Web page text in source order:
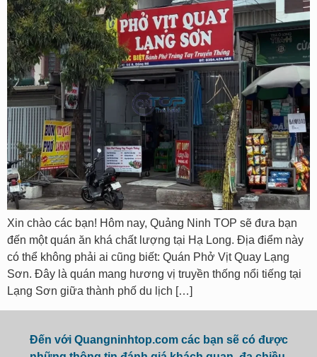
Xin chào các bạn! Hôm nay, Quảng Ninh TOP sẽ đưa bạn
đến một quán ăn khá chất lượng tại Hạ Long. Địa điểm này
có thể không phải ai cũng biết: Quán Phở Vịt Quay Lạng
Sơn. Đây là quán mang hương vị truyền thống nổi tiếng tại
Lạng Sơn giữa thành phố du lịch […]
Đến với Quangninhtop.com các bạn sẽ có được